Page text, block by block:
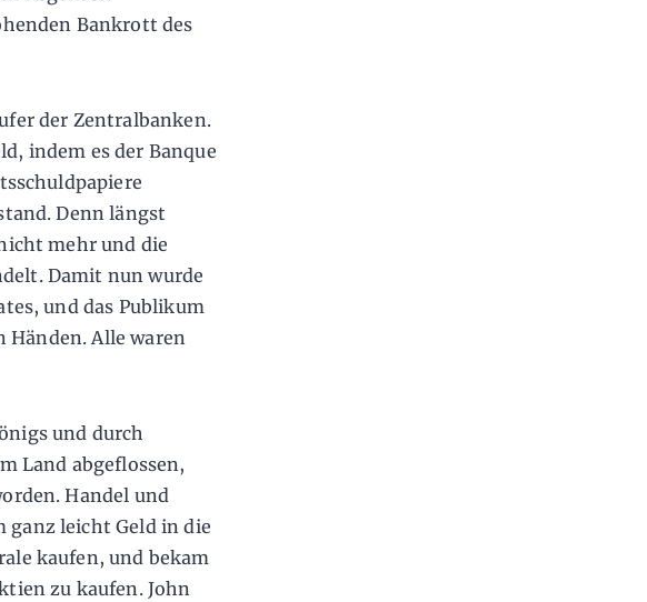
Bankrott des
der Zentralbanken.
indem es der Banque
Denn längst
mehr und die
Damit nun wurde
und das Publikum
Alle waren
und durch
Land abgeflossen,
Handel und
ganz leicht Geld in die
kaufen, und bekam
zu kaufen. John